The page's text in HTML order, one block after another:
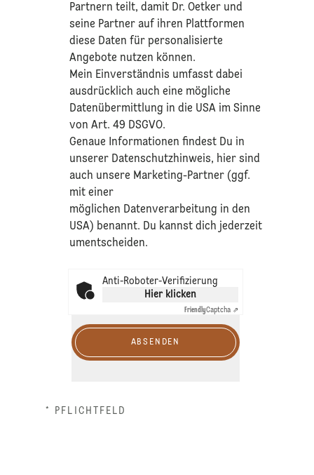
Partnern teilt, damit Dr. Oetker und
seine Partner auf ihren Plattformen
diese Daten für personalisierte
Angebote nutzen können.
Mein Einverständnis umfasst dabei
ausdrücklich auch eine mögliche
Datenübermittlung in die USA im Sinne
von Art. 49 DSGVO.​
​Genaue Informationen findest Du in
unserer Datenschutzhinweis, hier sind
auch unsere Marketing-Partner (ggf.
mit einer
möglichen Datenverarbeitung in den
USA) benannt. Du kannst dich jederzeit
umentscheiden.
Anti-Roboter-Verifizierung
Hier klicken
FriendlyCaptcha ⇗
ABSENDEN
* PFLICHTFELD